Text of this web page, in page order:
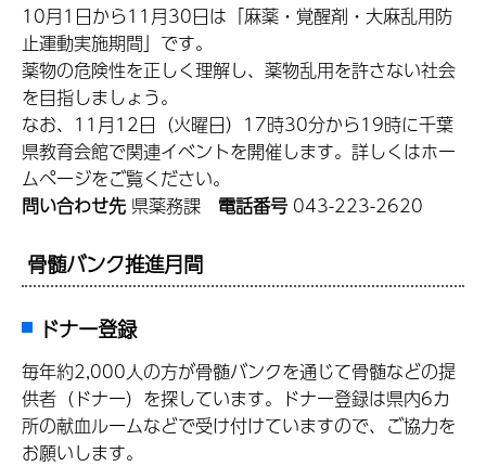
10月1日から11月30日は「麻薬・覚醒剤・大麻乱用防
止運動実施期間」です。
薬物の危険性を正しく理解し、薬物乱用を許さない社会
を目指しましょう。
なお、11月12日（火曜日）17時30分から19時に千葉
県教育会館で関連イベントを開催します。詳しくはホー
ムページをご覧ください。
問い合わせ先 県薬務課 電話番号 043-223-2620
骨髄バンク推進月間
ドナー登録
毎年約2,000人の方が骨髄バンクを通じて骨髄などの提
供者（ドナー）を探しています。ドナー登録は県内6カ
所の献血ルームなどで受け付けていますので、ご協力を
お願いします。